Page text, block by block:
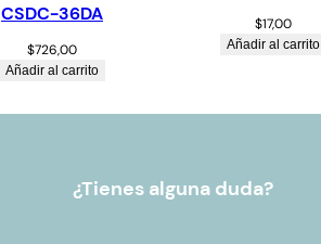
CSDC-36DA
$726,00
Añadir al carrito
$17,00
Añadir al carrito
¿Tienes alguna duda?